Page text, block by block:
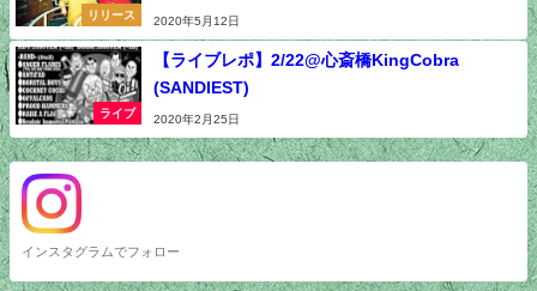
リリース
2020年5月12日
ライブ
【ライブレポ】2/22@心斎橋KingCobra
(SANDIEST)
2020年2月25日
インスタグラムでフォロー